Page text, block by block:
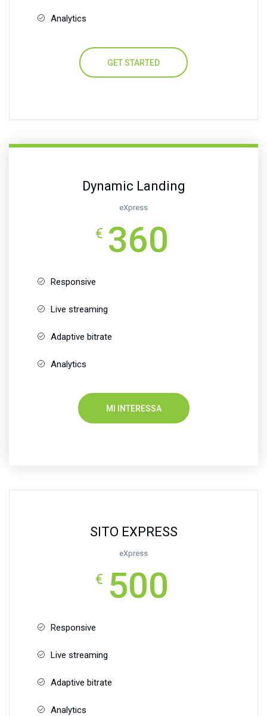
Analytics
GET STARTED
Dynamic Landing
eXpress
€ 360
Responsive
Live streaming
Adaptive bitrate
Analytics
MI INTERESSA
SITO EXPRESS
eXpress
€ 500
Responsive
Live streaming
Adaptive bitrate
Analytics